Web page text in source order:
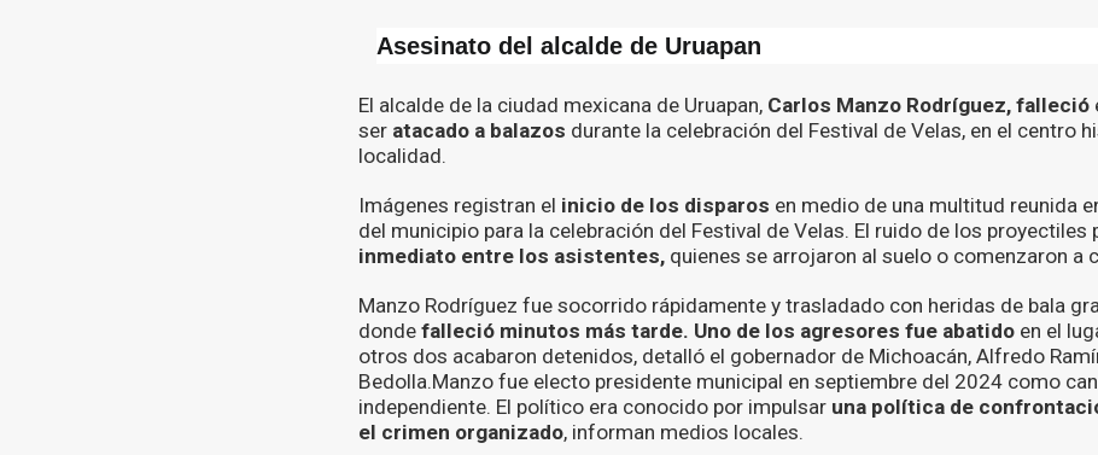
Asesinato del alcalde de Uruapan
El alcalde de la ciudad mexicana de Uruapan, Carlos Manzo Rodríguez, falleció
ser atacado a balazos durante la celebración del Festival de Velas, en el centro
localidad.
Imágenes registran el inicio de los disparos en medio de una multitud reunida
del municipio para la celebración del Festival de Velas. El ruido de los proyectiles
inmediato entre los asistentes, quienes se arrojaron al suelo o comenzaron a
Manzo Rodríguez fue socorrido rápidamente y trasladado con heridas de bala
donde falleció minutos más tarde. Uno de los agresores fue abatido en el
otros dos acabaron detenidos, detalló el gobernador de Michoacán, Alfredo
Bedolla.Manzo fue electo presidente municipal en septiembre del 2024 como
independiente. El político era conocido por impulsar una política de
el crimen organizado, informan medios locales.